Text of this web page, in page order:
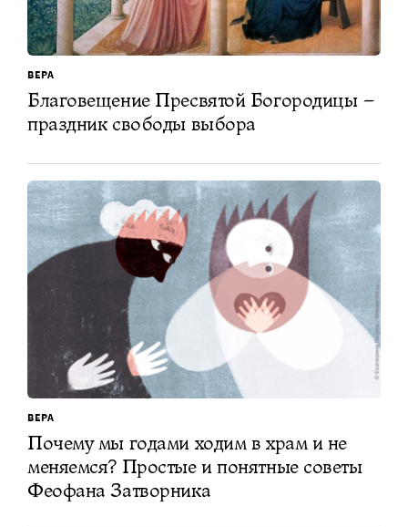
ВЕРА
Благовещение Пресвятой Богородицы –
праздник свободы выбора
ВЕРА
Почему мы годами ходим в храм и не
меняемся? Простые и понятные советы
Феофана Затворника